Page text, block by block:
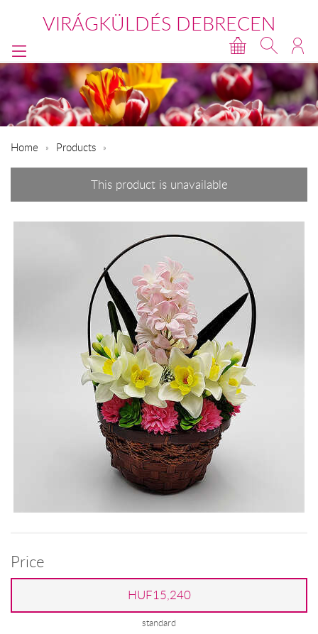
VIRÁGKÜLDÉS DEBRECEN
Home Products
This product is unavailable
Price
HUF15,240
standard